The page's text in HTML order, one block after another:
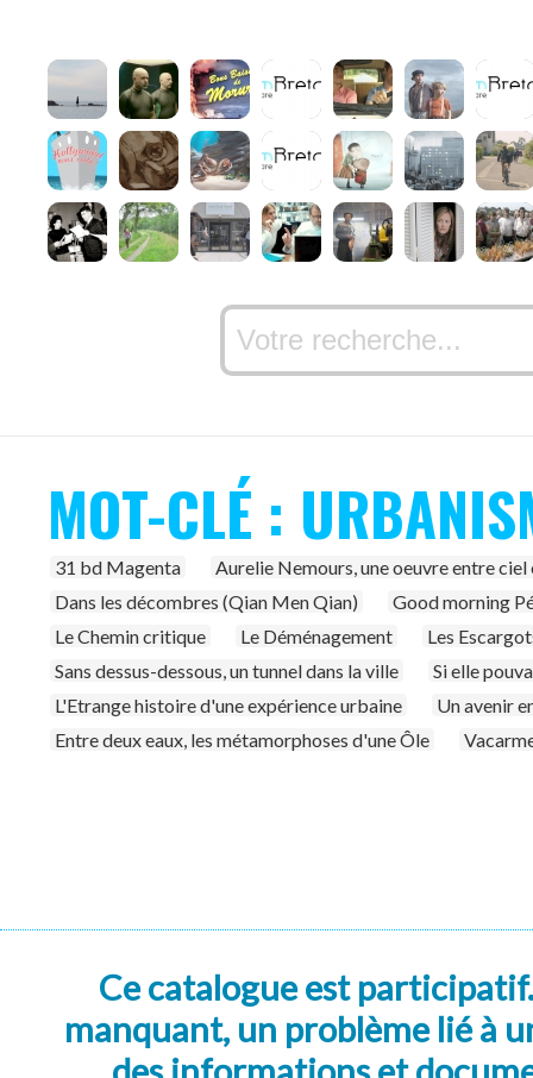
MOT-CLÉ :
31 bd Magenta
Aurelie Nemours, une oeuvre entre
Dans les décombres (Qian Men Qian)
Good morning
Le Chemin critique
Le Déménagement
Les
Sans dessus-dessous, un tunnel dans la ville
Si elle
L'Etrange histoire d'une expérience urbaine
Un avenir
Entre deux eaux, les métamorphoses d'une Ôle
Ce catalogue est
manquant, un problème lié à